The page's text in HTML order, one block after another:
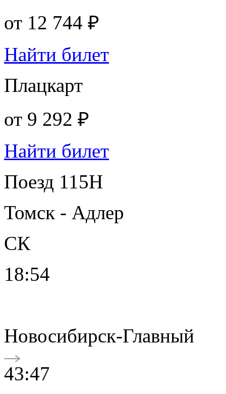
от 12 744 ₽
Найти билет
Плацкарт
от 9 292 ₽
Найти билет
Поезд 115Н
Томск - Адлер
СК
18:54
Новосибирск-Главный
43:47